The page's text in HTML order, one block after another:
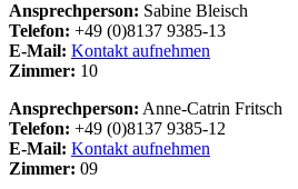
Ansprechperson: Sabine Bleisch
Telefon: +49 (0)8137 9385-13
E-Mail: Kontakt aufnehmen
Zimmer: 10
Ansprechperson: Anne-Catrin Fritsch
Telefon: +49 (0)8137 9385-12
E-Mail: Kontakt aufnehmen
Zimmer: 09